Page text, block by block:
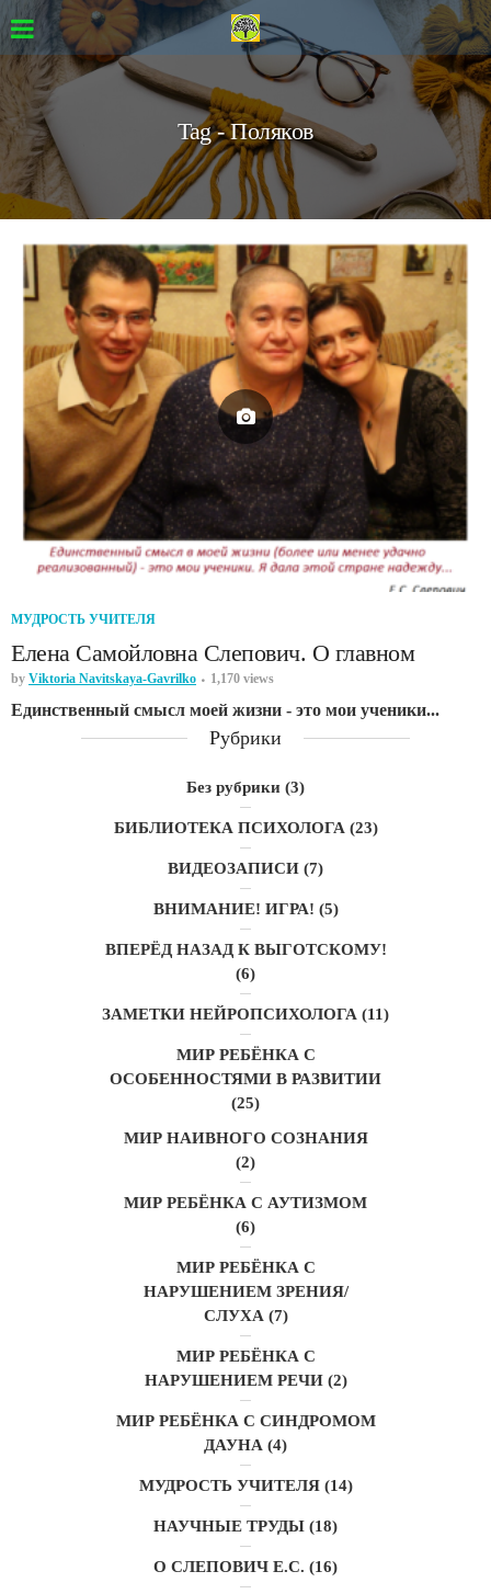
Tag - Поляков
МУДРОСТЬ УЧИТЕЛЯ
Елена Самойловна Слепович. О главном
by Viktoria Navitskaya-Gavrilko 1,170 views
Единственный смысл моей жизни - это мои ученики...
Рубрики
Без рубрики (3)
БИБЛИОТЕКА ПСИХОЛОГА(23)
ВИДЕОЗАПИСИ (7)
ВНИМАНИЕ! ИГРА! (5)
ВПЕРЁД НАЗАД К ВЫГОТСКОМУ!
(6)
ЗАМЕТКИ НЕЙРОПСИХОЛОГА (11)
МИР РЕБЁНКА С
ОСОБЕННОСТЯМИ В РАЗВИТИИ
(25)
МИР НАИВНОГО СОЗНАНИЯ
(2)
МИР РЕБЁНКА С АУТИЗМОМ
(6)
МИР РЕБЁНКА С
НАРУШЕНИЕМ ЗРЕНИЯ/
СЛУХА(7)
МИР РЕБЁНКА С
НАРУШЕНИЕМ РЕЧИ(2)
МИР РЕБЁНКА С СИНДРОМОМ
ДАУНА (4)
МУДРОСТЬ УЧИТЕЛЯ(14)
НАУЧНЫЕ ТРУДЫ (18)
О СЛЕПОВИЧ Е.С. (16)